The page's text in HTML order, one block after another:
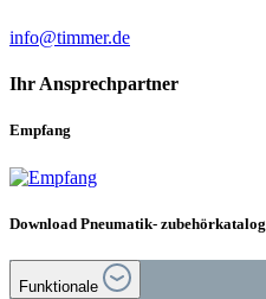
info@timmer.de
Ihr Ansprechpartner
Empfang
Download Pneumatik- zubehörkatalog
Funktionale